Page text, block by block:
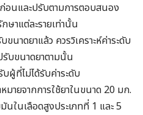
อนและปรับตามการตอบสนอง
ษาแต่ละรายเท่านั้น
นาดยาแล้ว ควรวิเคราะห์ค่าระดับ
บขนาดยาตามนั้น
ผู้ที่ไม่ได้รับค่าระดับ
มายจากการใช้ยาในขนาด 20 มก.
นในเลือดสูงประเภทที่ 1 และ 5